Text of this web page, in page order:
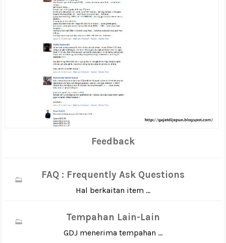
Feedback
FAQ : Frequently Ask Questions
Hal berkaitan item ...
Tempahan Lain-Lain
GDJ menerima tempahan ...